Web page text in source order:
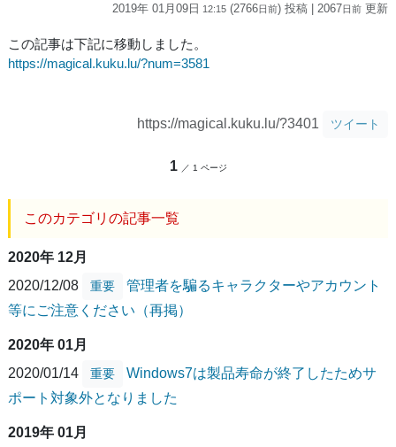
2019年 01月09日 12:15 (2766日前) 投稿 | 2067日前 更新
この記事は下記に移動しました。
https://magical.kuku.lu/?num=3581
https://magical.kuku.lu/?3401 ツイート
1 ／ 1 ページ
このカテゴリの記事一覧
2020年 12月
2020/12/08
重要
管理者を騙るキャラクターやアカウント
等にご注意ください（再掲）
2020年 01月
2020/01/14
重要
Windows7は製品寿命が終了したためサ
ポート対象外となりました
2019年 01月